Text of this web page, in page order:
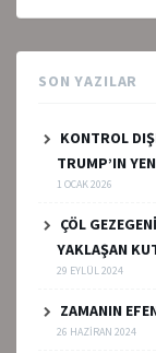
SON YAZILAR
KONTROL
TRUMP’IN
1 OCAK 2026
ÇÖL
YAKLAŞAN
29 EYLÜL 2024
ZAMANIN
26 HAZIRAN 2024